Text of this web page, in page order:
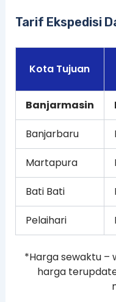
Tarif Ekspedisi
Kota Tujuan
Banjarmasin
Banjarbaru
Martapura
Bati Bati
Pelaihari
*Harga sewaktu –
harga